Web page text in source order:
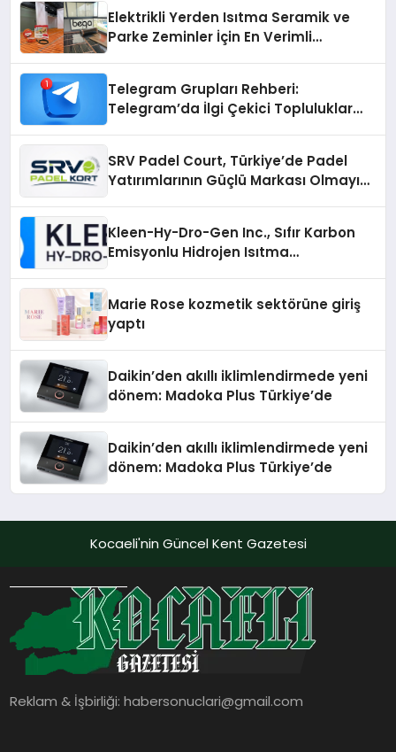
Elektrikli Yerden Isıtma Seramik ve
Parke Zeminler İçin En Verimli
Telegram Grupları Rehberi:
Telegram’da İlgi Çekici Topluluklar
SRV Padel Court, Türkiye’de Padel
Yatırımlarının Güçlü Markası Olmayı
Kleen-Hy-Dro-Gen Inc., Sıfır Karbon
Emisyonlu Hidrojen Isıtma
Marie Rose kozmetik sektörüne giriş
yaptı
Daikin’den akıllı iklimlendirmede yeni
dönem: Madoka Plus Türkiye’de
Daikin’den akıllı iklimlendirmede yeni
dönem: Madoka Plus Türkiye’de
Kocaeli'nin Güncel Kent Gazetesi
Reklam & İşbirliği:habersonuclari@gmail.com